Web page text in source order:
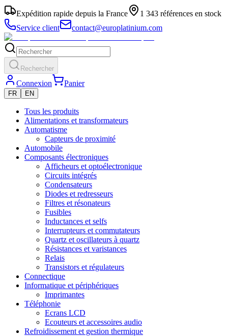
Expédition rapide depuis la France
1 343 références en stock
Service client
contact@europlatinium.com
Rechercher
Connexion Panier
FR EN
Tous les produits
Alimentations et transformateurs
Automatisme
Capteurs de proximité
Automobile
Composants électroniques
Afficheurs et optoélectronique
Circuits intégrés
Condensateurs
Diodes et redresseurs
Filtres et résonateurs
Fusibles
Inductances et selfs
Interrupteurs et commutateurs
Quartz et oscillateurs à quartz
Résistances et varistances
Relais
Transistors et régulateurs
Connectique
Informatique et périphériques
Imprimantes
Téléphonie
Ecrans LCD
Ecouteurs et accessoires audio
Refroidissement et gestion thermique